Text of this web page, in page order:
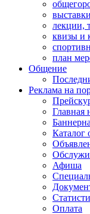
лекции,
квизы и
план
Общение
Реклама на
Главная
Каталог
Афиша
Оплата